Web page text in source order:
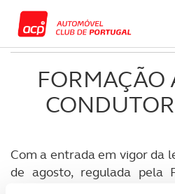
FORMAÇÃO
Com a entrada em vigor da
de agosto, regulada pela